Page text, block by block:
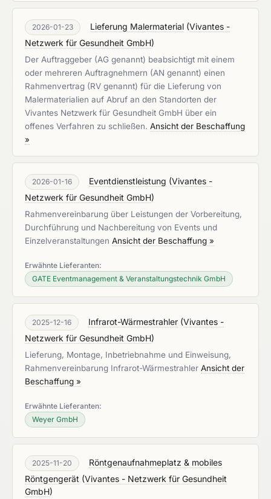
2026-01-23 Lieferung Malermaterial (Vivantes -
Netzwerk für Gesundheit GmbH)
Der Auftraggeber (AG genannt) beabsichtigt mit einem
oder mehreren Auftragnehmern (AN genannt) einen
Rahmenvertrag (RV genannt) für die Lieferung von
Malermaterialien auf Abruf an den Standorten der
Vivantes Netzwerk für Gesundheit GmbH über ein
offenes Verfahren zu schließen. Ansicht der Beschaffung
»
2026-01-16 Eventdienstleistung (Vivantes -
Netzwerk für Gesundheit GmbH)
Rahmenvereinbarung über Leistungen der Vorbereitung,
Durchführung und Nachbereitung von Events und
Einzelveranstaltungen Ansicht der Beschaffung »
Erwähnte Lieferanten:
GATE Eventmanagement & Veranstaltungstechnik GmbH
2025-12-16 Infrarot-Wärmestrahler (Vivantes -
Netzwerk für Gesundheit GmbH)
Lieferung, Montage, Inbetriebnahme und Einweisung,
Rahmenvereinbarung Infrarot-Wärmestrahler Ansicht der
Beschaffung »
Erwähnte Lieferanten:
Weyer GmbH
2025-11-20
Röntgenaufnahmeplatz & mobiles
Röntgengerät (Vivantes - Netzwerk für Gesundheit
GmbH)